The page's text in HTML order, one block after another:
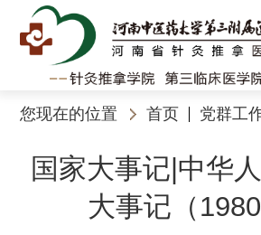
您现在的位置 首页 党群工
国家大事记|中华
大事记（1980